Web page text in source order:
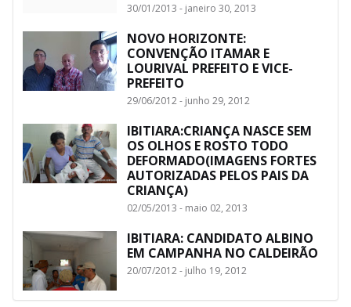
30/01/2013 - janeiro 30, 2013
NOVO HORIZONTE:
CONVENÇÃO ITAMAR E
LOURIVAL PREFEITO E VICE-
PREFEITO
29/06/2012 - junho 29, 2012
IBITIARA:CRIANÇA NASCE SEM
OS OLHOS E ROSTO TODO
DEFORMADO(IMAGENS FORTES
AUTORIZADAS PELOS PAIS DA
CRIANÇA)
02/05/2013 - maio 02, 2013
IBITIARA: CANDIDATO ALBINO
EM CAMPANHA NO CALDEIRÃO
20/07/2012 - julho 19, 2012